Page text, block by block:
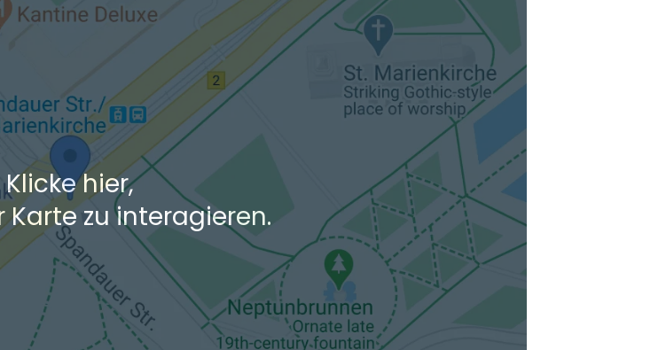
typischen Dienstag morgens um 8:30.
Klicke hier,
zu interagieren.